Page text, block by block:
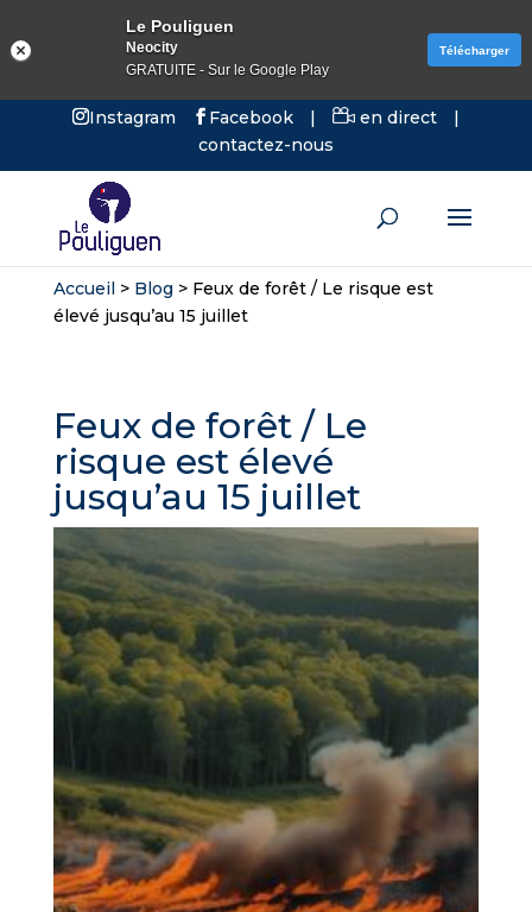
Instagram Facebook | en direct
|
contactez-nous
Accueil> Blog > Feux de forêt / Le risque est
élevé jusqu’au 15 juillet
Feux de forêt / Le
risque est élevé
jusqu’au 15 juillet
Le Pouliguen
Neocity
GRATUITE - Sur le Google Play
Télécharger